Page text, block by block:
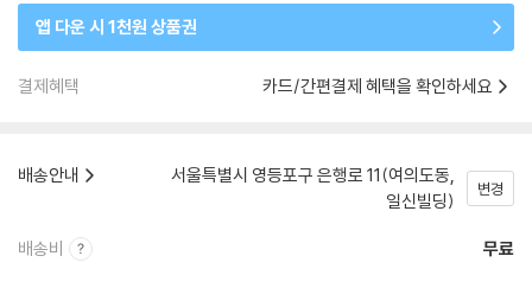
앱 다운 시 1천원 상품권
결제혜택 카드/간편결제 혜택을 확인하세요
배송안내
서울특별시 영등포구 은행로 11(여의도동,
일신빌딩)
변경
배송비 무료